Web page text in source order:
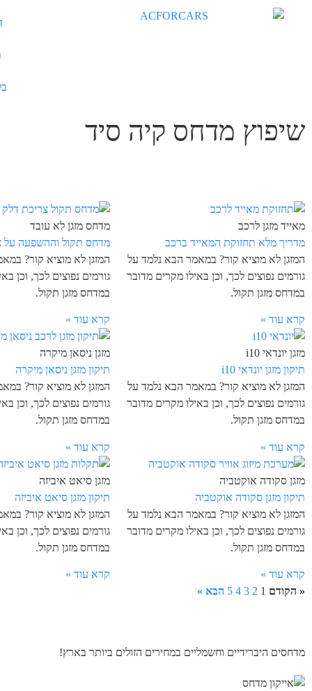
שיפוץ מדחס קיה סיד
מאייד מזגן לרכב
מדריך מלא תחזוקת המאייד ברכב
המזגן לא מוציא קור? במאמר הבא נלמד על
גורמים נפוצים לכך, וכן באילו מקרים מדובר
במדחס מזגן תקול.
קרא עוד »
מדחס מזגן לא עובד
מדחס תקול וההשפעה על
המזגן לא מוציא קור?
גורמים נפוצים לכך, וכן
במדחס מזגן תקול.
קרא עוד »
מזגן יונדאי i10
תיקון מזגן יונדאי i10
המזגן לא מוציא קור? במאמר הבא נלמד על
גורמים נפוצים לכך, וכן באילו מקרים מדובר
במדחס מזגן תקול.
קרא עוד »
מזגן ניסאן מיקרה
תיקון מזגן ניסאן מיקרה
המזגן לא מוציא קור?
גורמים נפוצים לכך, וכן
במדחס מזגן תקול.
קרא עוד »
מזגן סקודה אוקטביה
תיקון מזגן סקודה אוקטביה
המזגן לא מוציא קור? במאמר הבא נלמד על
גורמים נפוצים לכך, וכן באילו מקרים מדובר
במדחס מזגן תקול.
קרא עוד »
מזגן סיאט איביזה
תיקון מזגן סיאט איביזה
המזגן לא מוציא קור?
גורמים נפוצים לכך, וכן
במדחס מזגן תקול.
קרא עוד »
« הקודם 1
2
3
4
5 הבא »
מדחסים היברידיים וחשמליים במחירים הזולים ביותר בארץ!